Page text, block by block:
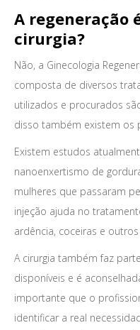
A regeneração
cirurgia?
Não, a Ginecologia
composta de diversos
utilizados e procurados
disso também existem os
Existem estudos
nanoenxertismo de
mulheres que passaram
injeção ajuda no
ardência, coceiras e
A cirurgia também faz
disponíveis e é
importante que o
identificar a real